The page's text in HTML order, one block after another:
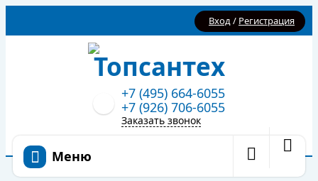
Вход/ Регистрация
+7 (495) 664-6055
+7 (926) 706-6055
Заказать звонок
Меню